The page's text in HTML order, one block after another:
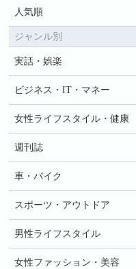
人気順
ジャンル別
実話・娯楽
ビジネス・IT・マネー
女性ライフスタイル・健康
週刊誌
車・バイク
スポーツ・アウトドア
男性ライフスタイル
女性ファッション・美容